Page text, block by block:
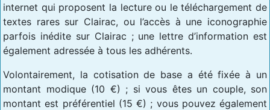
internet qui proposent la lecture ou le téléchargement de
textes rares sur Clairac, ou l’accès à une iconographie
parfois inédite sur Clairac ; une lettre d’information est
également adressée à tous les adhérents.
Volontairement, la cotisation de base a été fixée à un
montant modique (10 €) ; si vous êtes un couple, son
montant est préférentiel (15 €) ; vous pouvez également